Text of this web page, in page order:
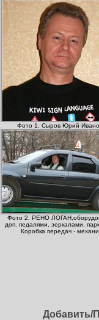
Фото 1. Сыров Юрий
Фото 2. РЕНО
доп. педалями, зеркалами,
Коробка передач -
Добавить/